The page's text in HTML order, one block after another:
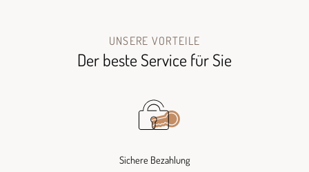
UNSERE VORTEILE
Der beste Service für Sie
Sichere Bezahlung